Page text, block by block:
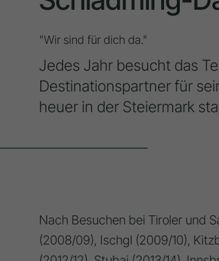
"Wir sind für dich da."
Jedes Jahr besucht das
Destinationspartner für
heuer in der Steiermark
Nach Besuchen bei Tiroler und
(2008/09), Ischgl (2009/10),